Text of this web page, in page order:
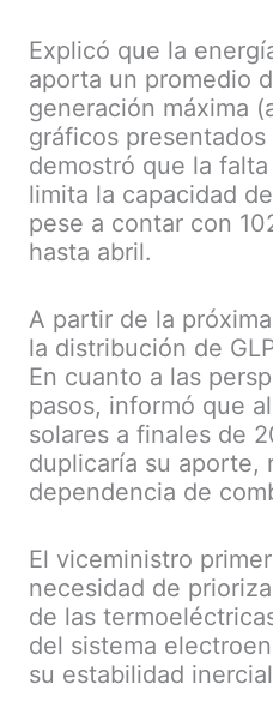
Explicó que la
aporta un promedio
generación máxima
gráficos
demostró que la
limita la capacidad
pese a contar con
hasta abril.
A partir de la
la distribución de
En cuanto a las
pasos, informó que
solares a finales de
duplicaría su aporte,
dependencia de
El viceministro
necesidad de
de las
del sistema
su estabilidad